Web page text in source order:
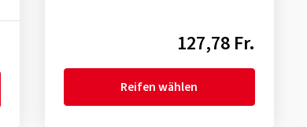
127,78 Fr.
Reifen wählen